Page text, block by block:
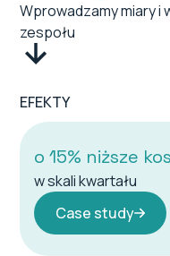
Wprowadzamy miary i
zespołu
EFEKTY
o 15% niższe
w skali kwartału
Case study